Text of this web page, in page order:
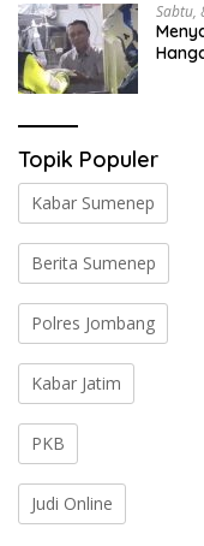
Sabtu,
Topik Populer
Kabar Sumenep
Berita Sumenep
Polres Jombang
Kabar Jatim
PKB
Judi Online